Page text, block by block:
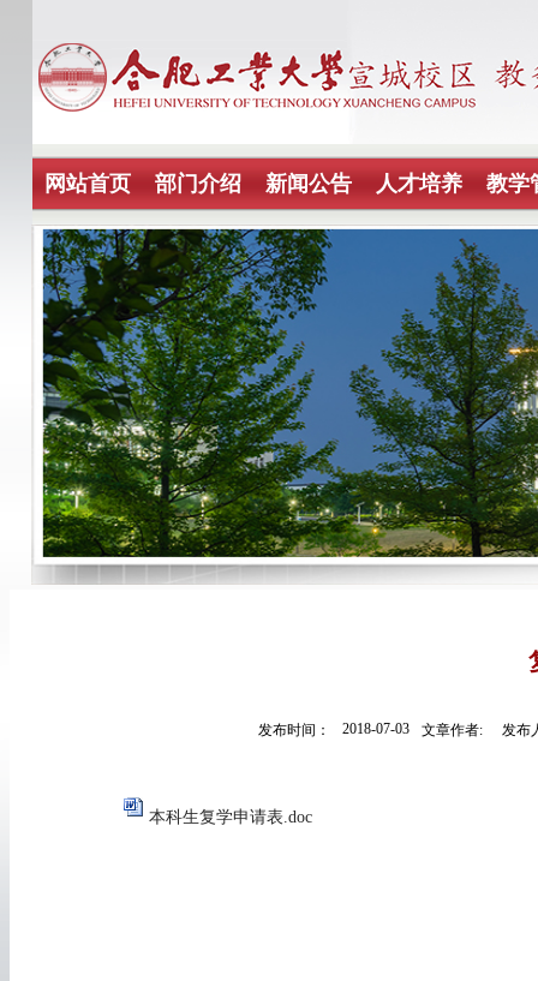
网站首页 部门介绍 新闻公告 人才培养 教学
发布时间： 2018-07-03 文章作者: 发布
本科生复学申请表.doc